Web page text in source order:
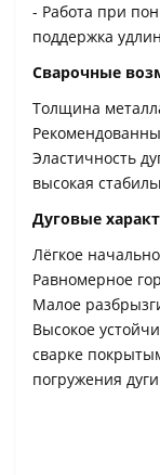
- Работа при
поддержка
Сварочные
Толщина
Эластичность
высокая
Дуговые
Лёгкое
Равномерное
Малое
Высокое
сварке
погружения